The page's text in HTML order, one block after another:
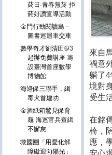
來自
禍意
躺了
境對
受生
在銘
椅，
應，
安心
菸日-青春無菸 拒
菸好讚宣導活動
金門行動閱讀島－
圖書巡迴車交車
數學奇才劉清田6/3
起辦免費講座 籌
設臺灣首座數學
博物館
海巡保三聯手，緝
毒犬首建功
金酒紙箱驚見保育
龜 海巡官兵查緝
不懈怠
救國團「用愛化解
障礙迎向陽光」